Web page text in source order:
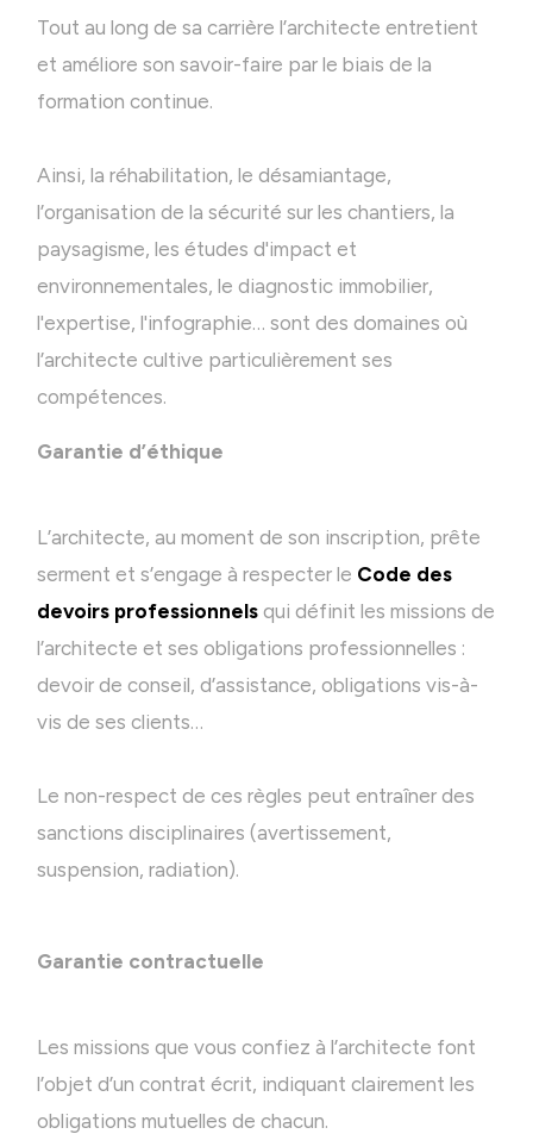
Tout au long de sa carrière l’architecte entretient
et améliore son savoir-faire par le biais de la
formation continue.
Ainsi, la réhabilitation, le désamiantage,
l’organisation de la sécurité sur les chantiers, la
paysagisme, les études d'impact et
environnementales, le diagnostic immobilier,
l'expertise, l'infographie… sont des domaines où
l’architecte cultive particulièrement ses
compétences.
Garantie d’éthique
L’architecte, au moment de son inscription, prête
serment et s’engage à respecter le Code des
devoirs professionnels qui définit les missions de
l’architecte et ses obligations professionnelles :
devoir de conseil, d’assistance, obligations vis-à-
vis de ses clients…
Le non-respect de ces règles peut entraîner des
sanctions disciplinaires (avertissement,
suspension, radiation).
Garantie contractuelle
Les missions que vous confiez à l’architecte font
l’objet d’un contrat écrit, indiquant clairement les
obligations mutuelles de chacun.